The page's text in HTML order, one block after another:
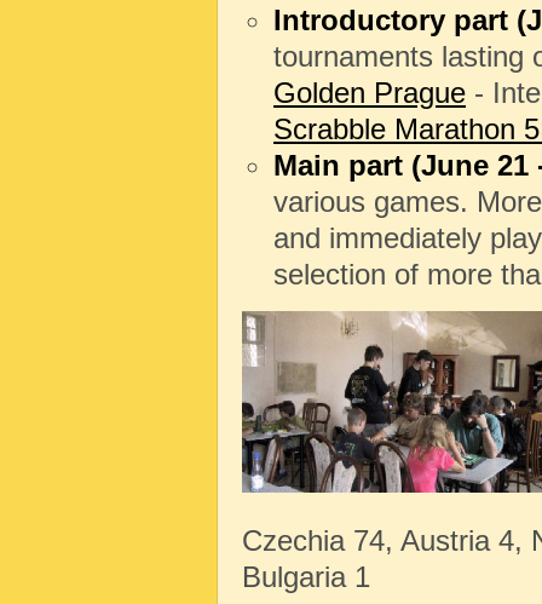
Introductory part
tournaments lasting
Golden Prague -
Scrabble Marathon
Main part (June 21
various games.
and immediately
selection of more
Czechia 74, Austria 4,
Bulgaria 1